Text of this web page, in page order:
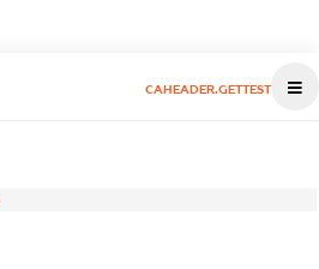
CAHEADER.GETTEST